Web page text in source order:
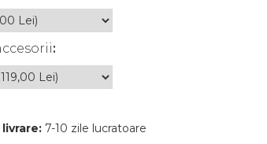
:
7-10 zile lucratoare